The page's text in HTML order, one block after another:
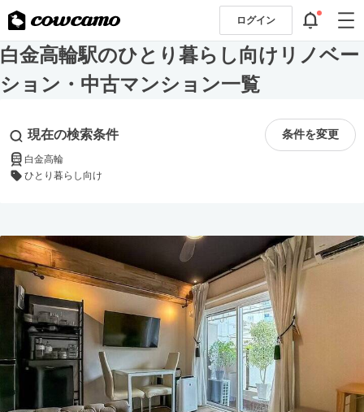
ログイン
白金高輪駅のひとり暮らし向けリノベー
ション・中古マンション一覧
現在の検索条件 条件を変更
白金高輪
ひとり暮らし向け